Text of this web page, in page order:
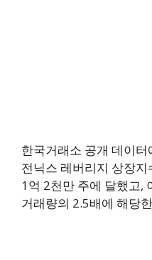
한국거래소 공개 데이
전닉스 레버리지 상장
1억 2천만 주에 달했고,
거래량의 2.5배에 해당